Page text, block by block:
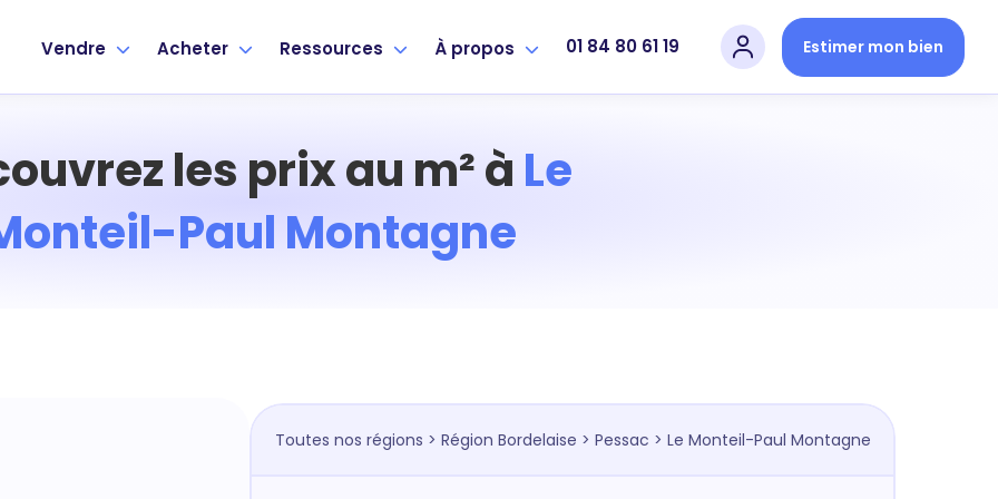
Vendre Acheter Ressources À propos 01 84 80 61 19 Estimer mon bien
les prix au m² à Le
Paul Montagne
Toutes nos régions > Région Bordelaise > Pessac > Le Monteil-Paul Montagne